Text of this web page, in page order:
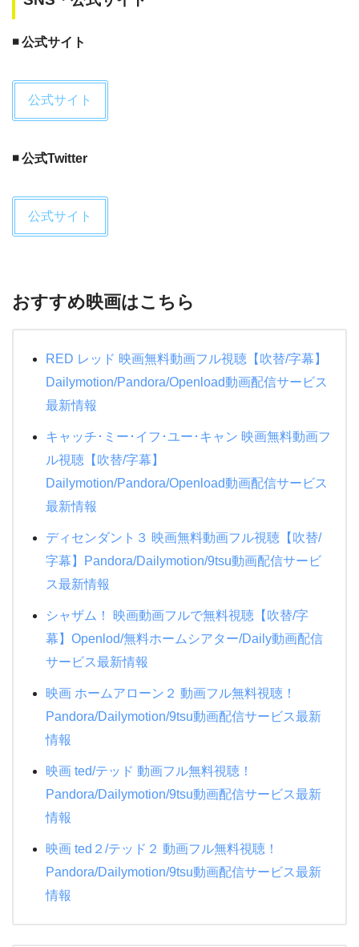
#いいねでおすすめ映画発表
2.イケメン映画
言うんだ！！！
BTTF的な面白さもあるし、ストーリー
いてある✨ pic.twitter.com/GQpC1koG88
◾️ 公式サイト
公式サイト
◾️ 公式Twitter
公式サイト
おすすめ映画はこちら
RED レッド 映画無料動画フル視聴【吹替/字幕】
Dailymotion/Pandora/Openload動画配信サービス
最新情報
キャッチ･ミー･イフ･ユー･キャン 映画無料動画フ
ル視聴【吹替/字幕】
Dailymotion/Pandora/Openload動画配信サービス
最新情報
ディセンダント３ 映画無料動画フル視聴【吹替/
字幕】Pandora/Dailymotion/9tsu動画配信サービ
ス最新情報
シャザム！ 映画動画フルで無料視聴【吹替/字
幕】Openlod/無料ホームシアター/Daily動画配信
サービス最新情報
映画 ホームアローン２ 動画フル無料視聴！
Pandora/Dailymotion/9tsu動画配信サービス最新
情報
映画 ted/テッド 動画フル無料視聴！
Pandora/Dailymotion/9tsu動画配信サービス最新
情報
映画 ted２/テッド２ 動画フル無料視聴！
Pandora/Dailymotion/9tsu動画配信サービス最新
情報